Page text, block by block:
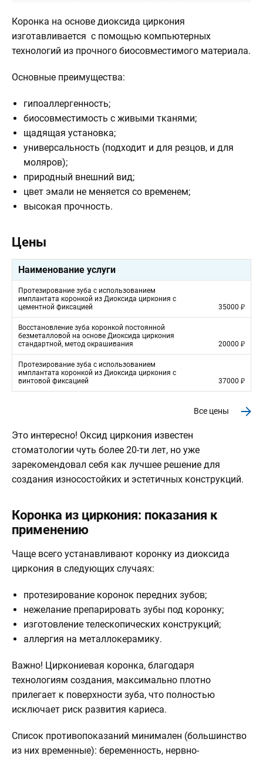
Коронка на основе диоксида циркония
изготавливается с помощью компьютерных
технологий из прочного биосовместимого материала.
Основные преимущества:
гипоаллергенность;
биосовместимость с живыми тканями;
щадящая установка;
универсальность (подходит и для резцов, и для
моляров);
природный внешний вид;
цвет эмали не меняется со временем;
высокая прочность.
Цены
Наименование услуги
Протезирование зуба с использованием
имплантата коронкой из Диоксида циркония с
цементной фиксацией
35000
Восстановление зуба коронкой постоянной
безметалловой на основе Диоксида циркония
стандартной, метод окрашивания
20000
Протезирование зуба с использованием
имплантата коронкой из Диоксида циркония с
винтовой фиксацией
37000
Все цены
Это интересно! Оксид циркония известен
стоматологии чуть более 20-ти лет, но уже
зарекомендовал себя как лучшее решение для
создания износостойких и эстетичных конструкций.
Коронка из циркония: показания к
применению
Чаще всего устанавливают коронку из диоксида
циркония в следующих случаях:
протезирование коронок передних зубов;
нежелание препарировать зубы под коронку;
изготовление телескопических конструкций;
аллергия на металлокерамику.
Важно! Циркониевая коронка, благодаря
технологиям создания, максимально плотно
прилегает к поверхности зуба, что полностью
исключает риск развития кариеса.
Список противопоказаний минимален (большинство
из них временные): беременность, нервно-
по
клинике